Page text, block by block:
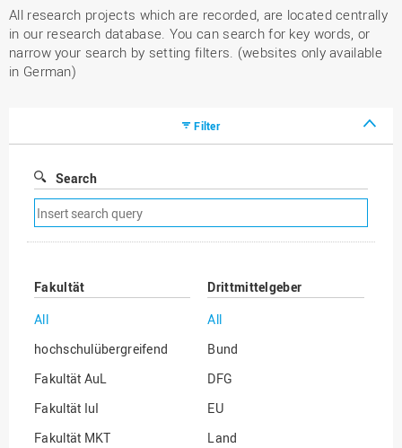
All research projects which are recorded, are located centrally
in our research database. You can search for key words, or
narrow your search by setting filters. (websites only available
in German)
Filter
Search
Remove
search
filter
Fakultät
All
hochschulübergreifend
Fakultät AuL
Fakultät IuI
Fakultät MKT
Drittmittelgeber
All
Bund
DFG
EU
Land